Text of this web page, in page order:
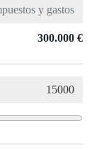
300.000 €